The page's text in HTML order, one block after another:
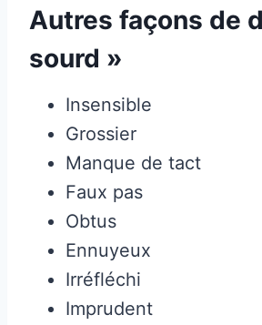
Autres façons de
sourd »
Insensible
Grossier
Manque de tact
Faux pas
Obtus
Ennuyeux
Irréfléchi
Imprudent